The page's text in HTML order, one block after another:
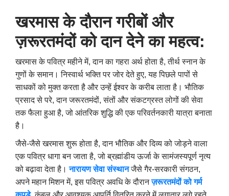
खरमास के दौरान गरीबों और
ज़रूरतमंदों को दान देने का महत्व:
खरमास के पवित्र महीने में, दान का गहरा अर्थ होता है, तीर्थ स्नान के
गुणों के समान। निस्वार्थ भक्ति पर जोर देते हुए, यह पिछले पापों से
साधकों को मुक्त करता है और उन्हें ईश्वर के करीब लाता है। भौतिक
प्रसाद से परे, दान जरूरतमंदों, संतों और संकटग्रस्त लोगों की सेवा
तक फैला हुआ है, जो आंतरिक शुद्धि की एक परिवर्तनकारी यात्रा बनाता
है।
जैसे-जैसे खरमास शुरू होता है, दान भौतिक और दिव्य को जोड़ने वाला
एक पवित्र धागा बन जाता है, जो ब्रह्मांडीय ऊर्जा के सामंजस्यपूर्ण नृत्य
को बढ़ावा देता है।नारायण सेवा संस्थानजैसे गैर-सरकारी संगठन,
अपने महान मिशन में, इस पवित्र अवधि के दौरानज़रूरतमंदों को गर्म